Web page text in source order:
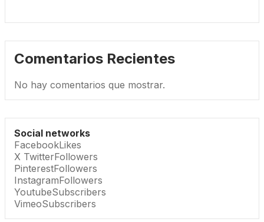
Comentarios Recientes
No hay comentarios que mostrar.
Social networks
FacebookLikes
X TwitterFollowers
PinterestFollowers
InstagramFollowers
YoutubeSubscribers
VimeoSubscribers